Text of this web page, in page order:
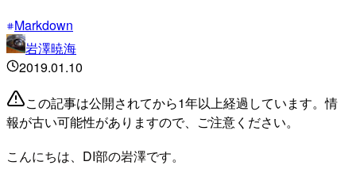
Markdown
岩澤暁海
2019.01.10
この記事は公開されてから1年以上経過しています。情
報が古い可能性がありますので、ご注意ください。
こんにちは、DI部の岩澤です。